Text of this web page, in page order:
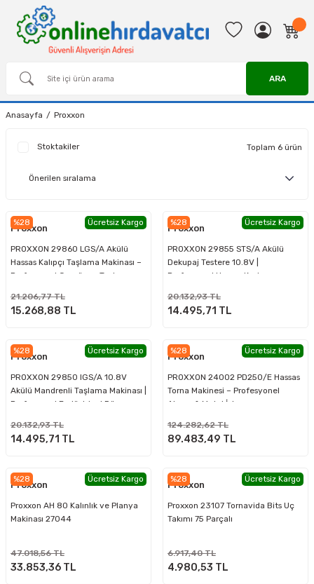
ARA
Anasayfa Proxxon
Stoktakiler Toplam 6 ürün
%28 Ücretsiz Kargo
Proxxon
PROXXON 29860 LGS/A Akülü
Hassas Kalıpçı Taşlama Makinası –
Profesyonel Gravür ve Taşlama
21.206,77 TL
15.268,88 TL
%28 Ücretsiz Kargo
Proxxon
PROXXON 29855 STS/A Akülü
Dekupaj Testere 10.8V |
Profesyonel Hassas Kesim
20.132,93 TL
14.495,71 TL
%28 Ücretsiz Kargo
Proxxon
PROXXON 29850 IGS/A 10.8V
Akülü Mandrenli Taşlama Makinası |
Profesyonel Endüstriyel Düz
20.132,93 TL
14.495,71 TL
%28 Ücretsiz Kargo
Proxxon
PROXXON 24002 PD250/E Hassas
Torna Makinesi – Profesyonel
Ahşap & Metal İşleme
124.282,62 TL
89.483,49 TL
%28 Ücretsiz Kargo
Proxxon
Proxxon AH 80 Kalınlık ve Planya
Makinası 27044
47.018,56 TL
33.853,36 TL
%28 Ücretsiz Kargo
Proxxon
Proxxon 23107 Tornavida Bits Uç
Takımı 75 Parçalı
6.917,40 TL
4.980,53 TL